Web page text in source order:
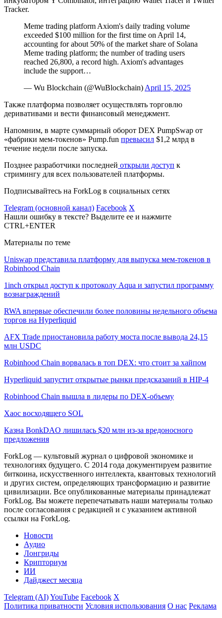
Tracker.
Meme trading platform Axiom's daily trading volume
exceeded $100 million for the first time on April 14,
accounting for about 50% of the market share of Solana
Meme trading platform; the number of trading users
reached 26,800, a record high. Axiom's advantages
include the support…
— Wu Blockchain (@WuBlockchain) April 15, 2025
Также платформа позволяет осуществлять торговлю
деривативами и вести финансовый менеджмент.
Напомним, в марте суммарный оборот DEX PumpSwap от
«фабрики мем-токенов» Pump.fun превысил $1,2 млрд в
течение недели после запуска.
Позднее разработчики последней открыли доступ к
стримингу для всех пользователей платформы.
Подписывайтесь на ForkLog в социальных сетях
Telegram (основной канал) Facebook X
Нашли ошибку в тексте? Выделите ее и нажмите
CTRL+ENTER
Материалы по теме
Uniswap представила платформу для выпуска мем-токенов в
Robinhood Chain
1inch открыл доступ к протоколу Aqua и запустил программу
вознаграждений
RWA впервые обеспечили более половины недельного объема
торгов на Hyperliquid
AFX Trade приостановила работу моста после вывода 24,15
млн USDC
Robinhood Chain ворвалась в топ DEX: что стоит за хайпом
Hyperliquid запустит открытые рынки предсказаний в HIP-4
Robinhood Chain вышла в лидеры по DEX-объему
Хаос восходящего SOL
Казна BonkDAO лишилась $20 млн из-за вредоносного
предложения
ForkLog — культовый журнал о цифровой экономике и
технологиях будущего. С 2014 года документируем развитие
биткоина, искусственного интеллекта, квантовых технологий
и других систем, определяющих трансформацию и развитие
цивилизации. Все опубликованные материалы принадлежат
ForkLog. Вы можете перепечатывать наши материалы только
после согласования с редакцией и с указанием активной
ссылки на ForkLog.
Новости
Аудио
Лонгриды
Крипториум
ИИ
Дайджест месяца
Telegram (AI)YouTube Facebook X
Политика приватности Условия использования О нас Реклама